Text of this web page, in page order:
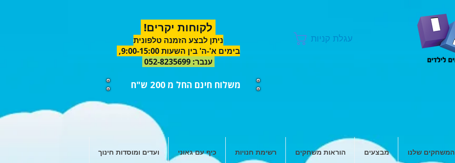
עגלת קניות
לקוחות יקרים!
ניתן לבצע הזמנה טלפונית
בימים א'-ה' בין השעות 9:00-15:00,
ענבר:
052-8235699
משלוח חינם החל מ 200 ש"ח
המשחקים שלנו מבצעים הוראות משחקים רשימת חנויות כיף עם גאוני ועדים ומוסדות חינוך